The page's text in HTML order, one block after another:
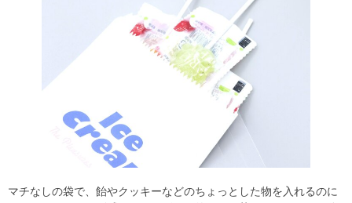
マチなしの袋で、飴やクッキーなどのちょっとした物を入れるのに